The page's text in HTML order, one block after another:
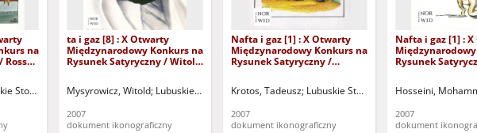
na
Ross
Stowarzyszenie Miłośników Działań Kulturalnych DEBIUT w Zielonej Górze Polskie Górnictwo Naftowe i
ta i gaz [8] : X Otwarty
Międzynarodowy Konkurs na
Rysunek Satyryczny / Witold
Mysyrowicz, Witold Lubuskie Stowarzyszenie Miłośników Działań Kulturalnych DEBIUT w
2007
dokument ikonograficzny
Nafta i gaz [1] : X Otwarty
Międzynarodowy Konkurs na
Rysunek Satyryczny /
Krotos, Tadeusz Lubuskie Stowarzyszenie Miłośników
2007
dokument ikonograficzny
Nafta i gaz [1] :
Rysunek
Hosseini,
2007
dokument